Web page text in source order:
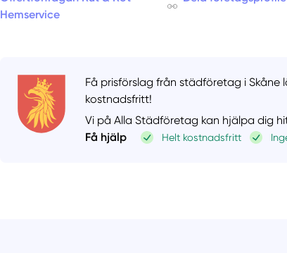
Hemservice
Få prisförslag från städföretag i Skåne
kostnadsfritt!
Vi på Alla Städföretag kan hjälpa dig
Få hjälp
Helt kostnadsfritt